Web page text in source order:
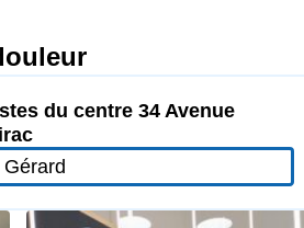
du centre 34 Avenue